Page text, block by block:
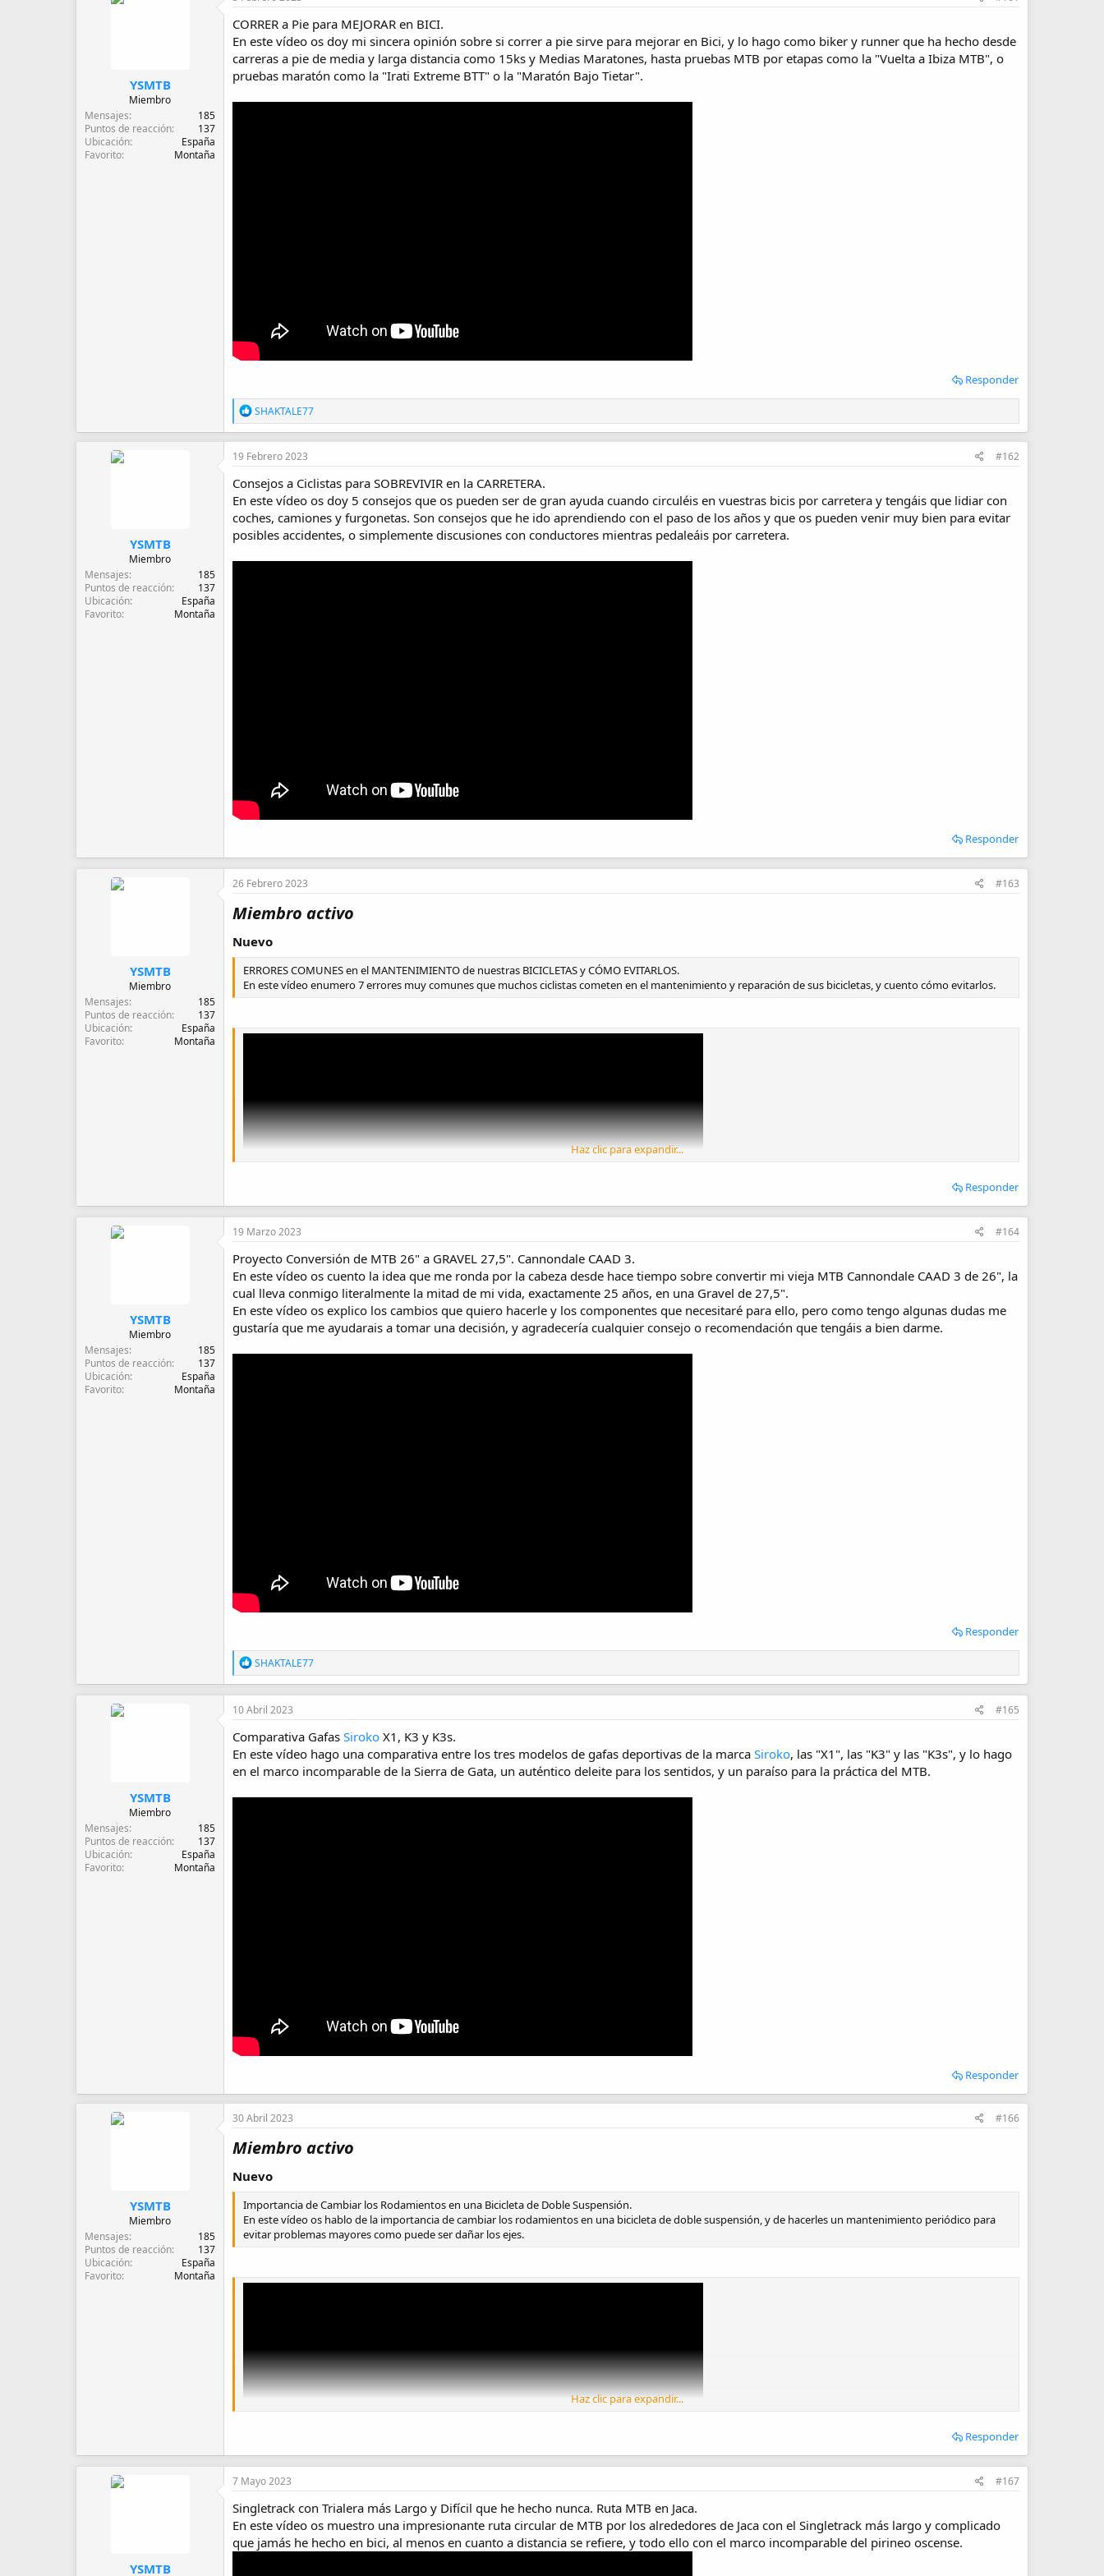
i
o
YSMTB
Miembro
Mensajes
185
Puntos de reacción
137
Ubicación
España
Favorito
Montaña
CORRER a Pie para MEJORAR en BICI.
En este vídeo os doy mi sincera opinión sobre si correr a pie sirve para mejorar en Bici, y lo hago como biker y runner que ha hecho desde
carreras a pie de media y larga distancia como 15ks y Medias Maratones, hasta pruebas MTB por etapas como la "Vuelta a Ibiza MTB", o
pruebas maratón como la "Irati Extreme BTT" o la "Maratón Bajo Tietar".
Responder
R
e
a
c
c
o
n
e
s
:
SHAKTALE77
YSMTB
Miembro
Mensajes
185
Puntos de reacción
137
Ubicación
España
Favorito
Montaña
19 Febrero 2023 #162
Consejos a Ciclistas para SOBREVIVIR en la CARRETERA.
En este vídeo os doy 5 consejos que os pueden ser de gran ayuda cuando circuléis en vuestras bicis por carretera y tengáis que lidiar con
coches, camiones y furgonetas. Son consejos que he ido aprendiendo con el paso de los años y que os pueden venir muy bien para evitar
posibles accidentes, o simplemente discusiones con conductores mientras pedaleáis por carretera.
Responder
YSMTB
Miembro
Mensajes
185
Puntos de reacción
137
Ubicación
España
Favorito
Montaña
26 Febrero 2023 #163
Miembro activo
Nuevo
ERRORES COMUNES en el MANTENIMIENTO de nuestras BICICLETAS y CÓMO EVITARLOS.
En este vídeo enumero 7 errores muy comunes que muchos ciclistas cometen en el mantenimiento y reparación de sus bicicletas, y cuento cómo evitarlos.
Haz clic para expandir...
Responder
YSMTB
Miembro
Mensajes
185
Puntos de reacción
137
Ubicación
España
Favorito
Montaña
19 Marzo 2023 #164
Proyecto Conversión de MTB 26" a GRAVEL 27,5". Cannondale CAAD 3.
En este vídeo os cuento la idea que me ronda por la cabeza desde hace tiempo sobre convertir mi vieja MTB Cannondale CAAD 3 de 26", la
cual lleva conmigo literalmente la mitad de mi vida, exactamente 25 años, en una Gravel de 27,5".
En este vídeo os explico los cambios que quiero hacerle y los componentes que necesitaré para ello, pero como tengo algunas dudas me
gustaría que me ayudarais a tomar una decisión, y agradecería cualquier consejo o recomendación que tengáis a bien darme.
Responder
R
e
a
c
o
n
e
s
SHAKTALE77
YSMTB
Miembro
Mensajes
185
Puntos de reacción
137
Ubicación
España
Favorito
Montaña
10 Abril 2023 #165
Comparativa Gafas Siroko X1, K3 y K3s.
En este vídeo hago una comparativa entre los tres modelos de gafas deportivas de la marca Siroko, las "X1", las "K3" y las "K3s", y lo hago
en el marco incomparable de la Sierra de Gata, un auténtico deleite para los sentidos, y un paraíso para la práctica del MTB.
Responder
YSMTB
Miembro
Mensajes
185
Puntos de reacción
137
Ubicación
España
Favorito
Montaña
30 Abril 2023 #166
Miembro activo
Nuevo
Importancia de Cambiar los Rodamientos en una Bicicleta de Doble Suspensión.
En este vídeo os hablo de la importancia de cambiar los rodamientos en una bicicleta de doble suspensión, y de hacerles un mantenimiento periódico para
evitar problemas mayores como puede ser dañar los ejes.
Haz clic para expandir...
Responder
YSMTB
7 Mayo 2023 #167
Singletrack con Trialera más Largo y Difícil que he hecho nunca. Ruta MTB en Jaca.
En este vídeo os muestro una impresionante ruta circular de MTB por los alrededores de Jaca con el Singletrack más largo y complicado
que jamás he hecho en bici, al menos en cuanto a distancia se refiere, y todo ello con el marco incomparable del pirineo oscense.